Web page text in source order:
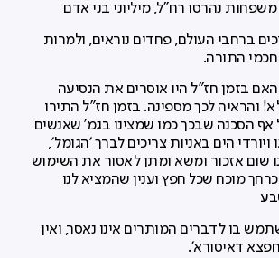
משפחות נהרסו רח"ל, מיליוני בני אדם
ברחבי העולם, פחדים נוראים, ולמרות
התורה.
האם בזמן חז"ל היו אוסרים את הנסיעה
והראיה לכך מספינה. בזמן חז"ל התירו
אף הסכנה שבכך כמו שמצינו בגמ' שאנשים
ויורדי הים באניות צריכים לברך 'הגומל',
שום אזכור ומשא ומתן לאסור את השימוש
מוכח שכל חפץ וענין שהמציא לנו
בו לדברים המותרים אינו נאסר, ואין
דאיסורא'.